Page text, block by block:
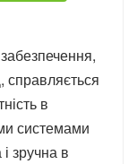
в
системами
зручна в